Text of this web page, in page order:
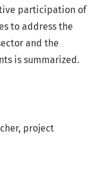
project
participation of
to address the
and the
is summarized.